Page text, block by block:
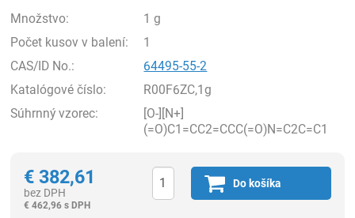
Množstvo:
1 g
Počet kusov v balení:
1
CAS/ID No.:
64495-55-2
Katalógové číslo:
R00F6ZC,1g
Súhrnný vzorec:
[O-][N+]
(=O)C1=CC2=CCC(=O)N=C2C=C1
€ 382,61
bez DPH
€ 462,96 s DPH
Do košíka